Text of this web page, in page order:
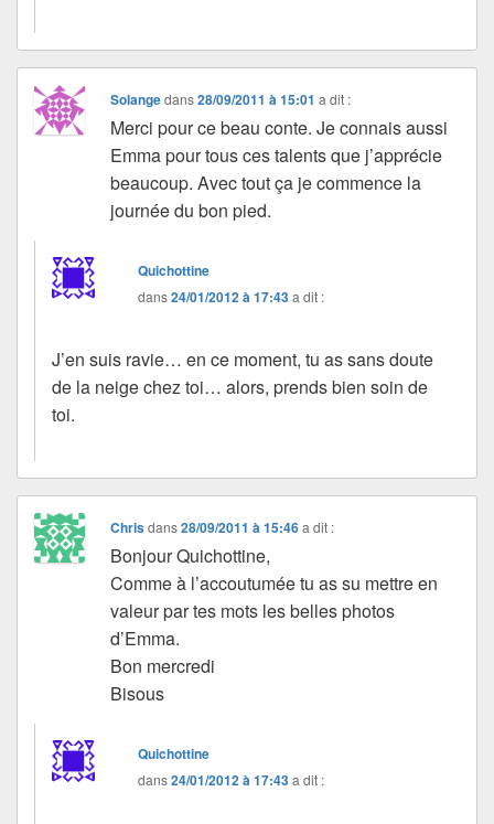
Solangedans28/09/2011 à 15:01 a dit :
Merci pour ce beau conte. Je connais aussi
Emma pour tous ces talents que j’apprécie
beaucoup. Avec tout ça je commence la
journée du bon pied.
Quichottine
dans24/01/2012 à 17:43a dit :
J’en suis ravie… en ce moment, tu as sans doute
de la neige chez toi… alors, prends bien soin de
toi.
Chrisdans28/09/2011 à 15:46 a dit :
Bonjour Quichottine,
Comme à l’accoutumée tu as su mettre en
valeur par tes mots les belles photos
d’Emma.
Bon mercredi
Bisous
Quichottine
dans24/01/2012 à 17:43a dit :